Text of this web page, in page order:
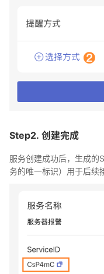
Step2. 创建完成
服务创建成功后，生成的
务的唯一标识）用于后续